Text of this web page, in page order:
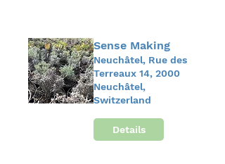
Sense Making
Neuchâtel, Rue des
Terreaux 14, 2000
Neuchâtel,
Switzerland
Details